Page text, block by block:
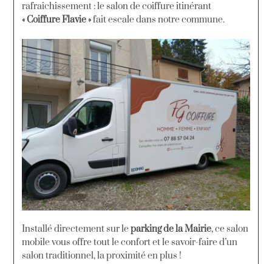
rafraîchissement : le salon de coiffure itinérant
« Coiffure Flavie »fait escale dans notre commune.
Installé directement sur leparking de la Mairie, ce salon
mobile vous offre tout le confort et le savoir-faire d’un
salon traditionnel, la proximité en plus !